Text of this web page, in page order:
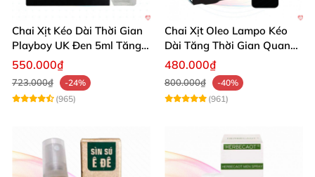
Chai Xịt Kéo Dài Thời Gian
Playboy UK Đen 5ml Tăng
Khoái Cảm
550.000₫
723.000₫
-24%
(965)
Chai Xịt Oleo Lampo Kéo
Dài Tăng Thời Gian Quan
Hệ Chính Hãng
480.000₫
800.000₫
-40%
(961)